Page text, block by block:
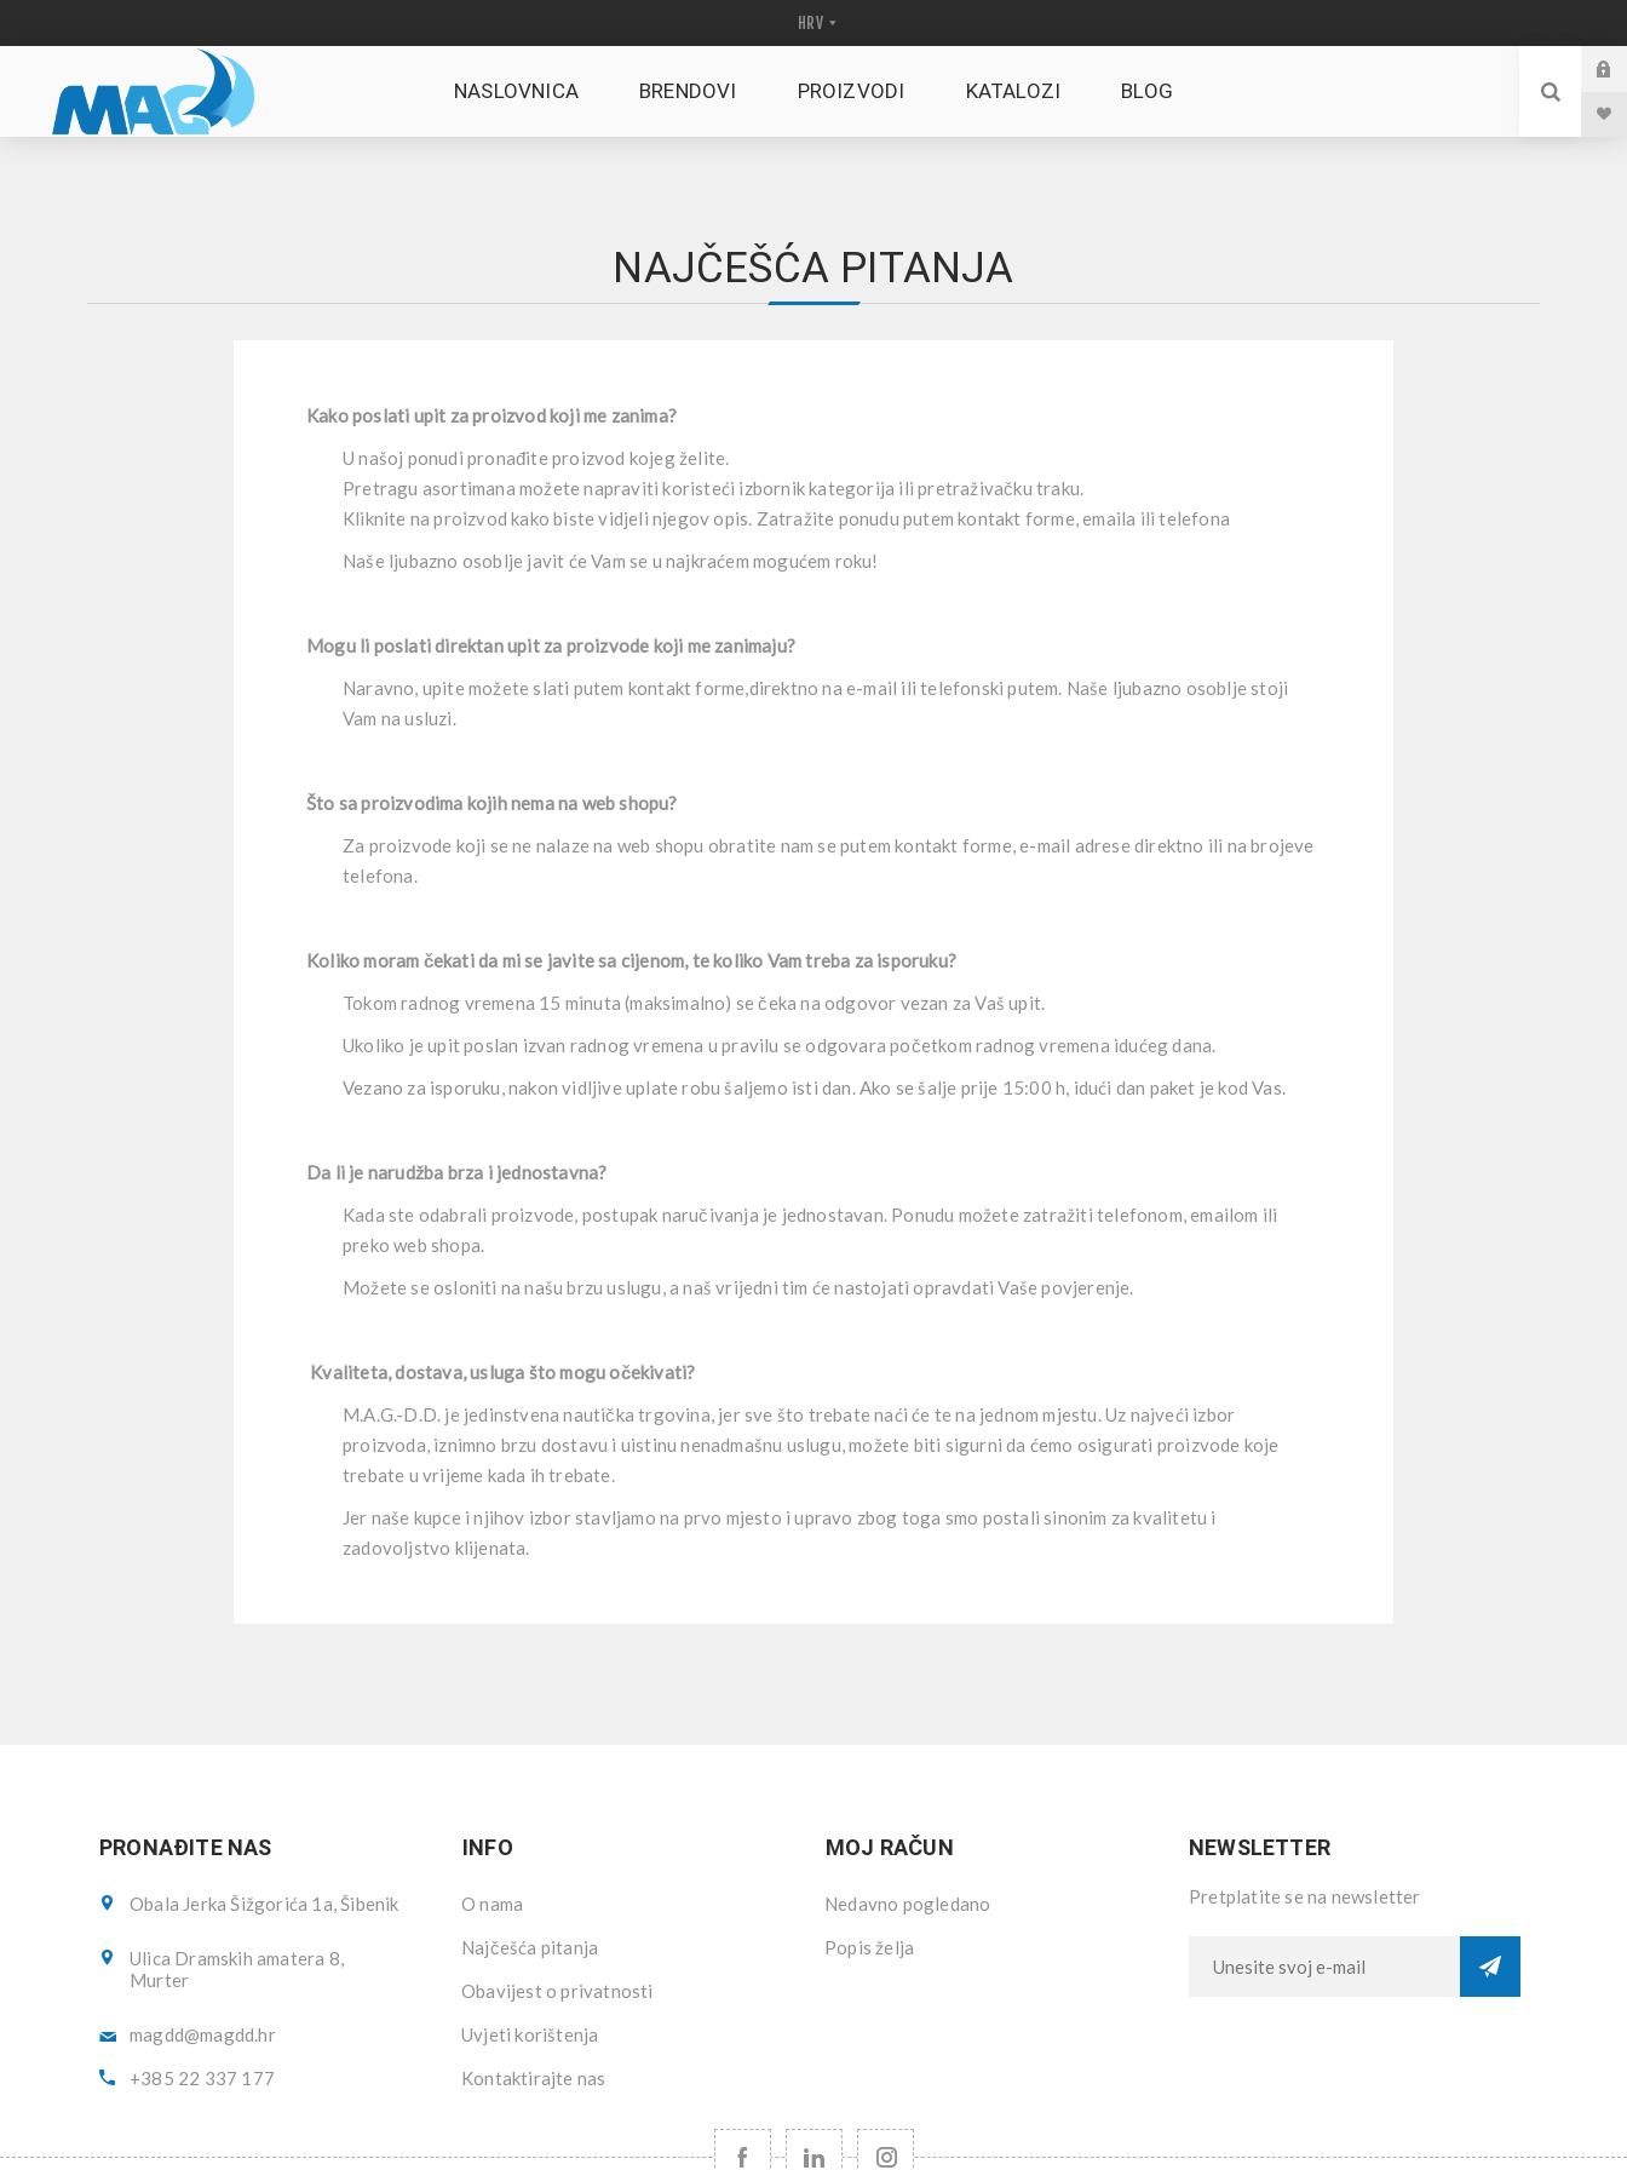
NASLOVNICA BRENDOVI PROIZVODI KATALOZI BLOG
NAJČEŠĆA PITANJA
Kako poslati upit za proizvod koji me zanima?
U našoj ponudi pronađite proizvod kojeg želite.
Pretragu asortimana možete napraviti koristeći izbornik kategorija ili pretraživačku traku.
Kliknite na proizvod kako biste vidjeli njegov opis. Zatražite ponudu putem kontakt forme, emaila ili telefona
Naše ljubazno osoblje javit će Vam se u najkraćem mogućem roku!
Mogu li poslati direktan upit za proizvode koji me zanimaju?
Naravno, upite možete slati putem kontakt forme,direktno na e-mail ili telefonski putem. Naše ljubazno osoblje stoji
Vam na usluzi.
Što sa proizvodima kojih nema na web shopu?
Za proizvode koji se ne nalaze na web shopu obratite nam se putem kontakt forme, e-mail adrese direktno ili na brojeve
telefona.
Koliko moram čekati da mi se javite sa cijenom, te koliko Vam treba za isporuku?
Tokom radnog vremena 15 minuta (maksimalno) se čeka na odgovor vezan za Vaš upit.
Ukoliko je upit poslan izvan radnog vremena u pravilu se odgovara početkom radnog vremena idućeg dana.
Vezano za isporuku, nakon vidljive uplate robu šaljemo isti dan. Ako se šalje prije 15:00 h, idući dan paket je kod Vas.
Da li je narudžba brza i jednostavna?
Kada ste odabrali proizvode, postupak naručivanja je jednostavan. Ponudu možete zatražiti telefonom, emailom ili
preko web shopa.
Možete se osloniti na našu brzu uslugu, a naš vrijedni tim će nastojati opravdati Vaše povjerenje.
Kvaliteta, dostava, usluga što mogu očekivati?
M.A.G.-D.D. je jedinstvena nautička trgovina, jer sve što trebate naći će te na jednom mjestu. Uz najveći izbor
proizvoda, iznimno brzu dostavu i uistinu nenadmašnu uslugu, možete biti sigurni da ćemo osigurati proizvode koje
trebate u vrijeme kada ih trebate.
Jer naše kupce i njihov izbor stavljamo na prvo mjesto i upravo zbog toga smo postali sinonim za kvalitetu i
zadovoljstvo klijenata.
PRONAĐITE NAS
Obala Jerka Šižgorića 1a, Šibenik
Ulica Dramskih amatera 8,
Murter
magdd@magdd.hr
+385 22 337 177
INFO
O nama
Najčešća pitanja
Obavijest o privatnosti
Uvjeti korištenja
Kontaktirajte nas
MOJ RAČUN
Nedavno pogledano
Popis želja
NEWSLETTER
Pretplatite se na newsletter